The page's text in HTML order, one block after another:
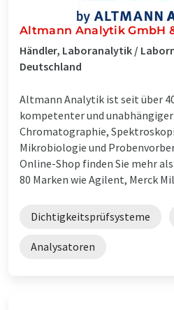
Altmann Analytik GmbH
Händler, Laboranalytik /
Deutschland
Altmann Analytik ist seit über
kompetenter und
Chromatographie,
Mikrobiologie und
Online-Shop finden Sie mehr
80 Marken wie Agilent, Merck
Dichtigkeitsprüfsysteme
Analysatoren